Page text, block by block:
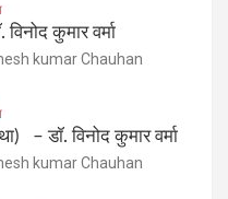
कुमार वर्मा
kumar Chauhan
– डॉ. विनोद कुमार वर्मा
kumar Chauhan